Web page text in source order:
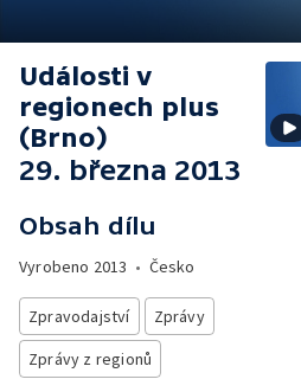
Události v
regionech plus
(Brno)
29. března 2013
Obsah dílu
Vyrobeno 2013 • Česko
Zpravodajství
Zprávy
Zprávy z regionů